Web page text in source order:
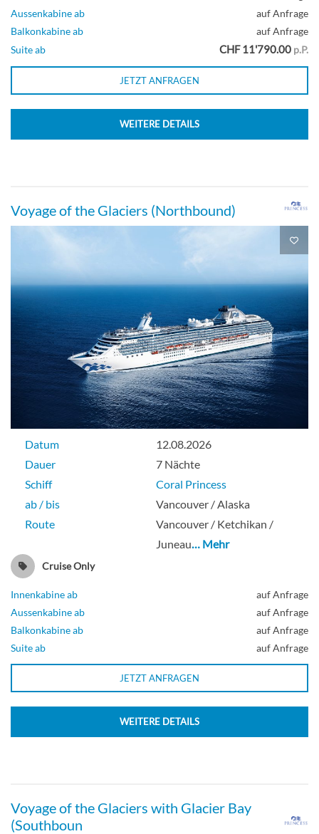
Aussenkabine ab
auf Anfrage
Balkonkabine ab
auf Anfrage
Suite ab
CHF 11'790.00 p.P.
JETZT ANFRAGEN
WEITERE DETAILS
Voyage of the Glaciers (Northbound)
Datum
12.08.2026
Dauer
7 Nächte
Schiff
Coral Princess
ab / bis
Vancouver / Alaska
Route
Vancouver / Ketchikan /
Juneau… Mehr
Cruise Only
Innenkabine ab
auf Anfrage
Aussenkabine ab
auf Anfrage
Balkonkabine ab
auf Anfrage
Suite ab
auf Anfrage
JETZT ANFRAGEN
WEITERE DETAILS
Voyage of the Glaciers with Glacier Bay
(Southboun